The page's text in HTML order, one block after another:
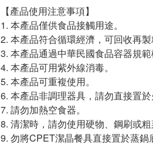
【產品使用注意事項】
1. 本產品僅供食品接觸用途。
2. 本產品符合循環經濟，可回收再製
3. 本產品通過中華民國食品容器規範
4. 本產品可用紫外線消毒。
5. 本產品可重複使用。
6. 本產品非調理器具，請勿直接置於
7. 請勿加熱空食器。
8. 清潔時，請勿使用硬物、鋼刷或粗
9. 勿將CPET潔晶餐具直接置於蒸鍋